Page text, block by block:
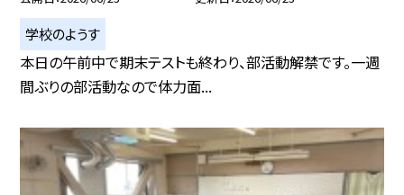
学校のようす
本日の午前中で期末テストも終わり、部活動解禁です。一週
間ぶりの部活動なので体力面...